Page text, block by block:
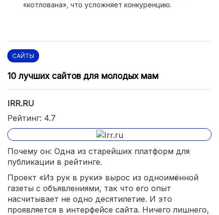
«котлована», что усложняет конкуренцию.
САЙТЫ
10 лучших сайтов для молодых мам
IRR.RU
Рейтинг: 4.7
Почему он: Одна из старейших платформ для
публикации в рейтинге.
Проект «Из рук в руки» вырос из одноимённой
газеты с объявлениями, так что его опыт
насчитывает не одно десятилетие. И это
проявляется в интерфейсе сайта. Ничего лишнего,